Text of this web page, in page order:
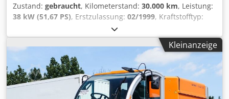
Zustand: gebraucht, Kilometerstand: 30.000 km, Leistung:
38 kW (51,67 PS), Erstzulassung: 02/1999, Kraftstofftyp:
4.000 kg
der Sitzplätze:2, Bucher Citycat 2000 Kehrmaschine mit
Frontkehraggregat . für Anfragen: Zustand : sehr gut *
Hersteller : Bucher * Modell : CityCat 2000 * Geschlossene
Kabine mit guter Rundumsicht * Seitenbürste links *
Seitenbürste rechts * Frontbürste * Saugbehälter ----Preis :
6900,- Euro + 19% MwSt. Für weitere Fragen können Sie
Kleinanzeige